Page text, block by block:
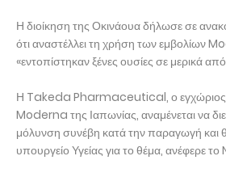
Η διοίκηση της Οκινάουα δήλωσε σε
ότι αναστέλλει τη χρήση των εμβολίων
«εντοπίστηκαν ξένες ουσίες σε μερικά
Η Takeda Pharmaceutical, ο εγχώριος
Moderna της Ιαπωνίας, αναμένεται να
μόλυνση συνέβη κατά την παραγωγή και
υπουργείο Υγείας για το θέμα, ανέφερε το